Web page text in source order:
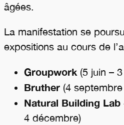
âgées.
La manifestation se
expositions au cours de
Groupwork (5 juin –
Bruther (4
Natural Building Lab
4 décembre)